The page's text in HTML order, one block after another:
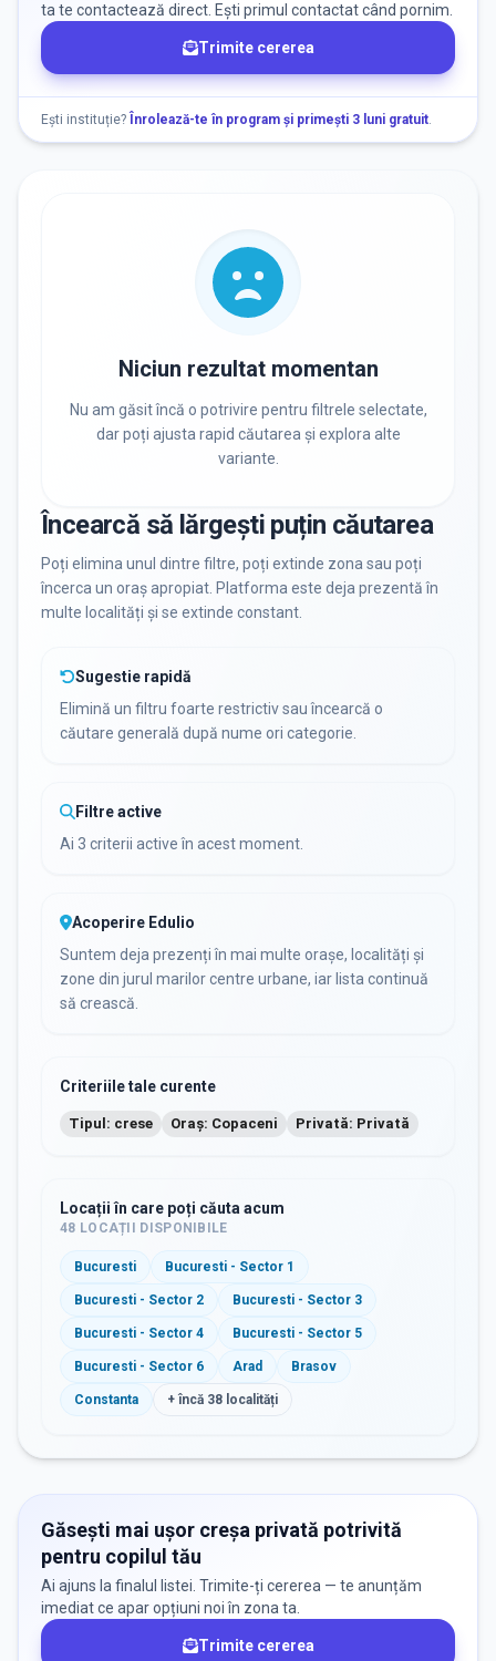
Nu există informații despre locuri libere
Resetează filtrele
ta te contactează direct. Ești primul contactat când pornim.
Trimite cererea
Ești instituție? Înrolează-te în program și primești 3 luni gratuit.
Niciun rezultat momentan
Nu am găsit încă o potrivire pentru filtrele selectate,
dar poți ajusta rapid căutarea și explora alte
variante.
Încearcă să lărgești puțin căutarea
Poți elimina unul dintre filtre, poți extinde zona sau poți
încerca un oraș apropiat. Platforma este deja prezentă în
multe localități și se extinde constant.
Sugestie rapidă
Elimină un filtru foarte restrictiv sau încearcă o
căutare generală după nume ori categorie.
Filtre active
Ai 3 criterii active în acest moment.
Acoperire Edulio
Suntem deja prezenți în mai multe orașe, localități și
zone din jurul marilor centre urbane, iar lista continuă
să crească.
Criteriile tale curente
Tipul: crese Oraș: Copaceni Privată: Privată
Locații în care poți căuta acum
48 LOCAȚII DISPONIBILE
Bucuresti Bucuresti - Sector 1
Bucuresti - Sector 2 Bucuresti - Sector 3
Bucuresti - Sector 4 Bucuresti - Sector 5
Bucuresti - Sector 6 Arad Brasov
Constanta + încă 38 localități
Găsești mai ușor creșa privată potrivită
pentru copilul tău
Ai ajuns la finalul listei. Trimite-ți cererea — te anunțăm
imediat ce apar opțiuni noi în zona ta.
Trimite cererea